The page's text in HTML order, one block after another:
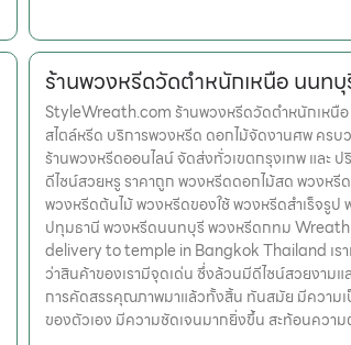
ร้านพวงหรีดวัดตำหนักเหนือ นนท
StyleWreath.com ร้านพวงหรีดวัดตำหนักเหนื
สไตล์หรีด บริการพวงหรีด ดอกไม้จัดงานศพ ครบ
ร้านพวงหรีดออนไลน์ จัดส่งทั่วเขตกรุงเทพ และ
ดีไซน์สวยหรู ราคาถูก พวงหรีดดอกไม้สด พวงหรี
พวงหรีดต้นไม้ พวงหรีดของใช้ พวงหรีดสำเร็จรูป
ปทุมธานี พวงหรีดนนทบุรี พวงหรีดกทม Wreath
delivery to temple in Bangkok Thailand เรา
ว่าสินค้าของเรามีจุดเด่น ซึ่งล้วนมีดีไซน์สวยงามแ
การคัดสรรคุณภาพมาแล้วทั้งสิ้น ทันสมัย มีความ
ของตัวเอง มีความชัดเจนมากยิ่งขึ้น สะท้อนควา